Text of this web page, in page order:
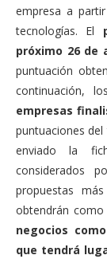
empresa a
tecnologías. El
próximo 26 de
puntuación
continuación,
empresas
puntuaciones
enviado la
considerados
propuestas
obtendrán
negocios
que tendrá